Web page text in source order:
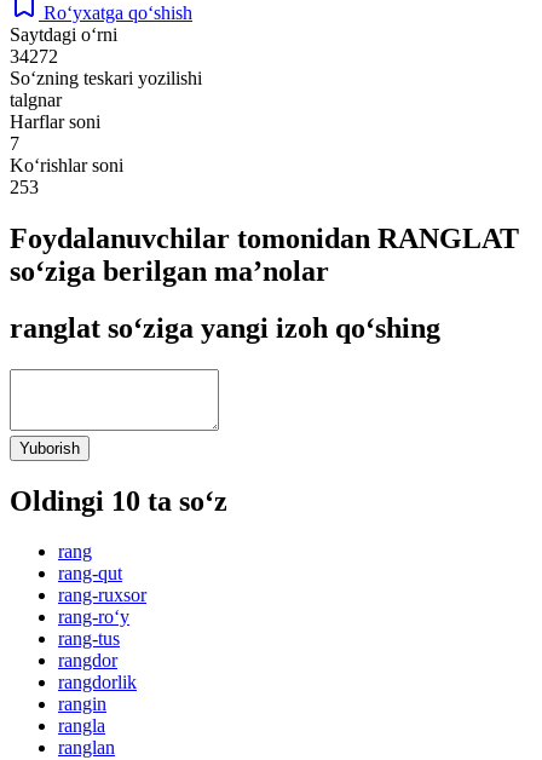
Ro‘yxatga qo‘shish
Saytdagi o‘rni
34272
So‘zning teskari yozilishi
talgnar
Harflar soni
7
Ko‘rishlar soni
253
Foydalanuvchilar tomonidan RANGLAT
so‘ziga berilgan ma’nolar
ranglat so‘ziga yangi izoh qo‘shing
Yuborish
Oldingi 10 ta so‘z
rang
rang-qut
rang-ruxsor
rang-ro‘y
rang-tus
rangdor
rangdorlik
rangin
rangla
ranglan